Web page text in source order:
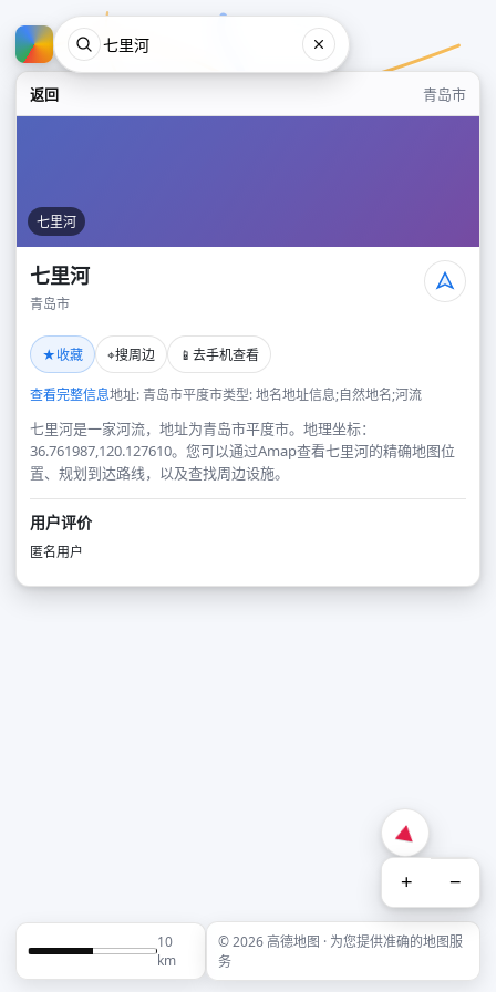
返回 青岛市
七里河
七里河
青岛市
★收藏 ⌖搜周边 📱 去手机查看
查看完整信息地址: 青岛市平度市类型: 地名地址信息;自然地名;河流
七里河是一家河流，地址为青岛市平度市。地理坐标：
36.761987,120.127610。您可以通过Amap查看七里河的精确地图位
置、规划到达路线，以及查找周边设施。
用户评价
匿名用户
+ −
10
km
© 2026 高德地图 · 为您提供准确的地图服
务